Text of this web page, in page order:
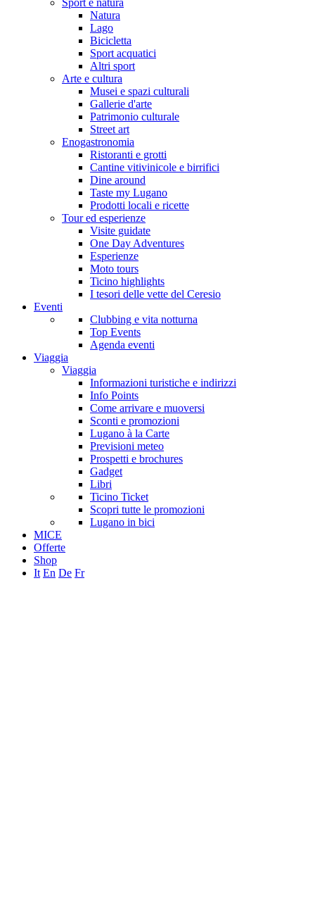
Natura
Lago
Bicicletta
Sport acquatici
Altri sport
Arte e cultura
Musei e spazi culturali
Gallerie d'arte
Patrimonio culturale
Street art
Enogastronomia
Ristoranti e grotti
Cantine vitivinicole e birrifici
Dine around
Taste my Lugano
Prodotti locali e ricette
Tour ed esperienze
Visite guidate
One Day Adventures
Esperienze
Moto tours
Ticino highlights
I tesori delle vette del Ceresio
Eventi
Clubbing e vita notturna
Top Events
Agenda eventi
Viaggia
Viaggia
Informazioni turistiche e indirizzi
Info Points
Come arrivare e muoversi
Sconti e promozioni
Lugano à la Carte
Previsioni meteo
Prospetti e brochures
Gadget
Libri
Ticino Ticket
Scopri tutte le promozioni
Lugano in bici
MICE
Offerte
Shop
It En De Fr